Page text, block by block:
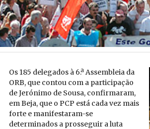
Os 185 de­le­gados à 6.ªAs­sem­bleia da
ORB, quecontou com a par­ti­ci­pação
de Je­ró­nimo de Sousa,con­fir­maram,
em Beja,que o PCP está cada vezmais
forte e ma­ni­fes­taram-se
de­ter­mi­nados a pros­se­guir a luta